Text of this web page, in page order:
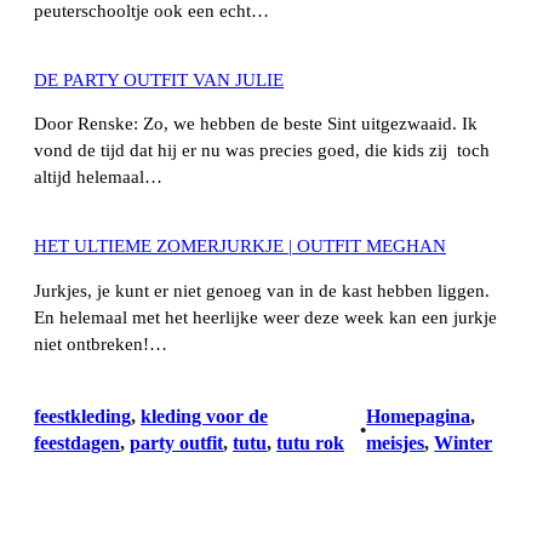
peuterschooltje ook een echt…
DE PARTY OUTFIT VAN JULIE
Door Renske: Zo, we hebben de beste Sint uitgezwaaid. Ik
vond de tijd dat hij er nu was precies goed, die kids zij toch
altijd helemaal…
HET ULTIEME ZOMERJURKJE | OUTFIT MEGHAN
Jurkjes, je kunt er niet genoeg van in de kast hebben liggen.
En helemaal met het heerlijke weer deze week kan een jurkje
niet ontbreken!…
feestkleding, kleding voor de
feestdagen, party outfit, tutu, tutu rok
•
Homepagina
meisjes, Winter